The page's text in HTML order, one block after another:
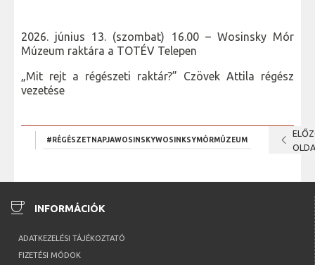
2026. június 13. (szombat) 16.00 – Wosinsky Mór
Múzeum raktára a TOTÉV Telepen
„Mit rejt a régészeti raktár?” Czövek Attila régész
vezetése
#RÉGÉSZETNAPJAWOSINSKYWOSINKSYMÓRMÚZEUM chevron_left
coffee INFORMÁCIÓK
ADATKEZELÉSI TÁJÉKOZTATÓ
FIZETÉSI MÓDOK